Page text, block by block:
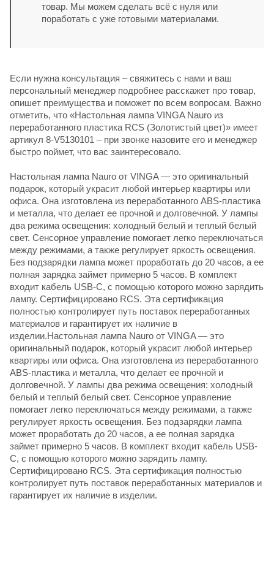
товар. Мы можем сделать всё с нуля или
поработать с уже готовыми материалами.
Если нужна консультация – свяжитесь с нами и ваш
персональный менеджер подробнее расскажет про товар,
опишет преимущества и поможет по всем вопросам. Важно
отметить, что «Настольная лампа VINGA Nauro из
переработанного пластика RCS (Золотистый цвет)» имеет
артикул 8-V5130101 – при звонке назовите его и менеджер
быстро поймет, что вас заинтересовало.
Настольная лампа Nauro от VINGA — это оригинальный
подарок, который украсит любой интерьер квартиры или
офиса. Она изготовлена из переработанного ABS-пластика
и металла, что делает ее прочной и долговечной. У лампы
два режима освещения: холодный белый и теплый белый
свет. Сенсорное управление помогает легко переключаться
между режимами, а также регулирует яркость освещения.
Без подзарядки лампа может проработать до 20 часов, а ее
полная зарядка займет примерно 5 часов. В комплект
входит кабель USB-C, с помощью которого можно зарядить
лампу. Сертифицировано RCS. Эта сертификация
полностью контролирует путь поставок переработанных
материалов и гарантирует их наличие в
изделии.Настольная лампа Nauro от VINGA — это
оригинальный подарок, который украсит любой интерьер
квартиры или офиса. Она изготовлена из переработанного
ABS-пластика и металла, что делает ее прочной и
долговечной. У лампы два режима освещения: холодный
белый и теплый белый свет. Сенсорное управление
помогает легко переключаться между режимами, а также
регулирует яркость освещения. Без подзарядки лампа
может проработать до 20 часов, а ее полная зарядка
займет примерно 5 часов. В комплект входит кабель USB-
C, с помощью которого можно зарядить лампу.
Сертифицировано RCS. Эта сертификация полностью
контролирует путь поставок переработанных материалов и
гарантирует их наличие в изделии.